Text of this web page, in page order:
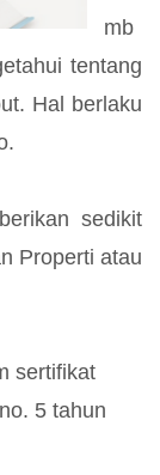
mb
tentang
Hal berlaku
sedikit
Properti atau
sertifikat
5 tahun